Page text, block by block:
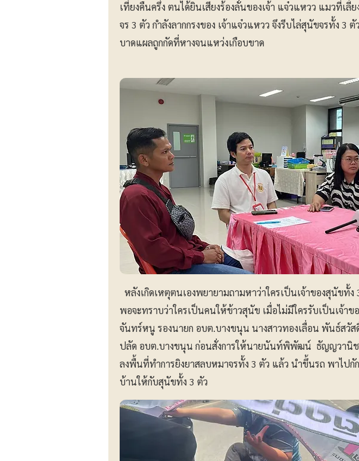
เที่ยงคืนครึ่ง ตนได้ยินเสียงร้องลั่นของเจ้า แจ๋วแหวว แมวที่เลี้
จร 3 ตัว กำลังลากกรงของ เจ้าแจ๋วแหวว จึงรีบไล่สุนัขจรทั้ง 3
บาดแผลถูกกัดที่หางจนแหว่งเกือบขาด
หลังเกิดเหตุตนเองพยายามถามหาว่าใครเป็นเจ้าของสุนัขทั้
พอจะทราบว่าใครเป็นคนให้ข้าวสุนัข เมื่อไม่มีใครรับเป็นเจ้า
จันทร์หนู รองนายก อบต.บางขนุน นางสาวทองเลื่อน พันธ์สวัส
ปลัด อบต.บางขนุน ก่อนสั่งการให้นายนันท์พิพัฒน์ ธัญญวานิช
ลงพื้นที่ทำการยิงยาสลบหมาจรทั้ง 3 ตัว แล้ว นำขึ้นรถ พาไป
บ้านให้กับสุนัขทั้ง 3 ตัว